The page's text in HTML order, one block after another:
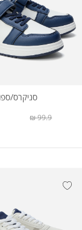
סניקרס/
99.9 ₪